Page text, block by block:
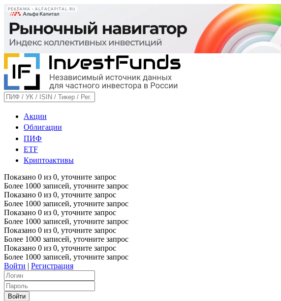
РЕКЛАМА • ALFACAPITAL.RU
Акции
Облигации
ПИФ
ETF
Криптоактивы
Показано 0 из 0, уточните запрос
Более 1000 записей, уточните запрос
Показано 0 из 0, уточните запрос
Более 1000 записей, уточните запрос
Показано 0 из 0, уточните запрос
Более 1000 записей, уточните запрос
Показано 0 из 0, уточните запрос
Более 1000 записей, уточните запрос
Показано 0 из 0, уточните запрос
Более 1000 записей, уточните запрос
Войти | Регистрация